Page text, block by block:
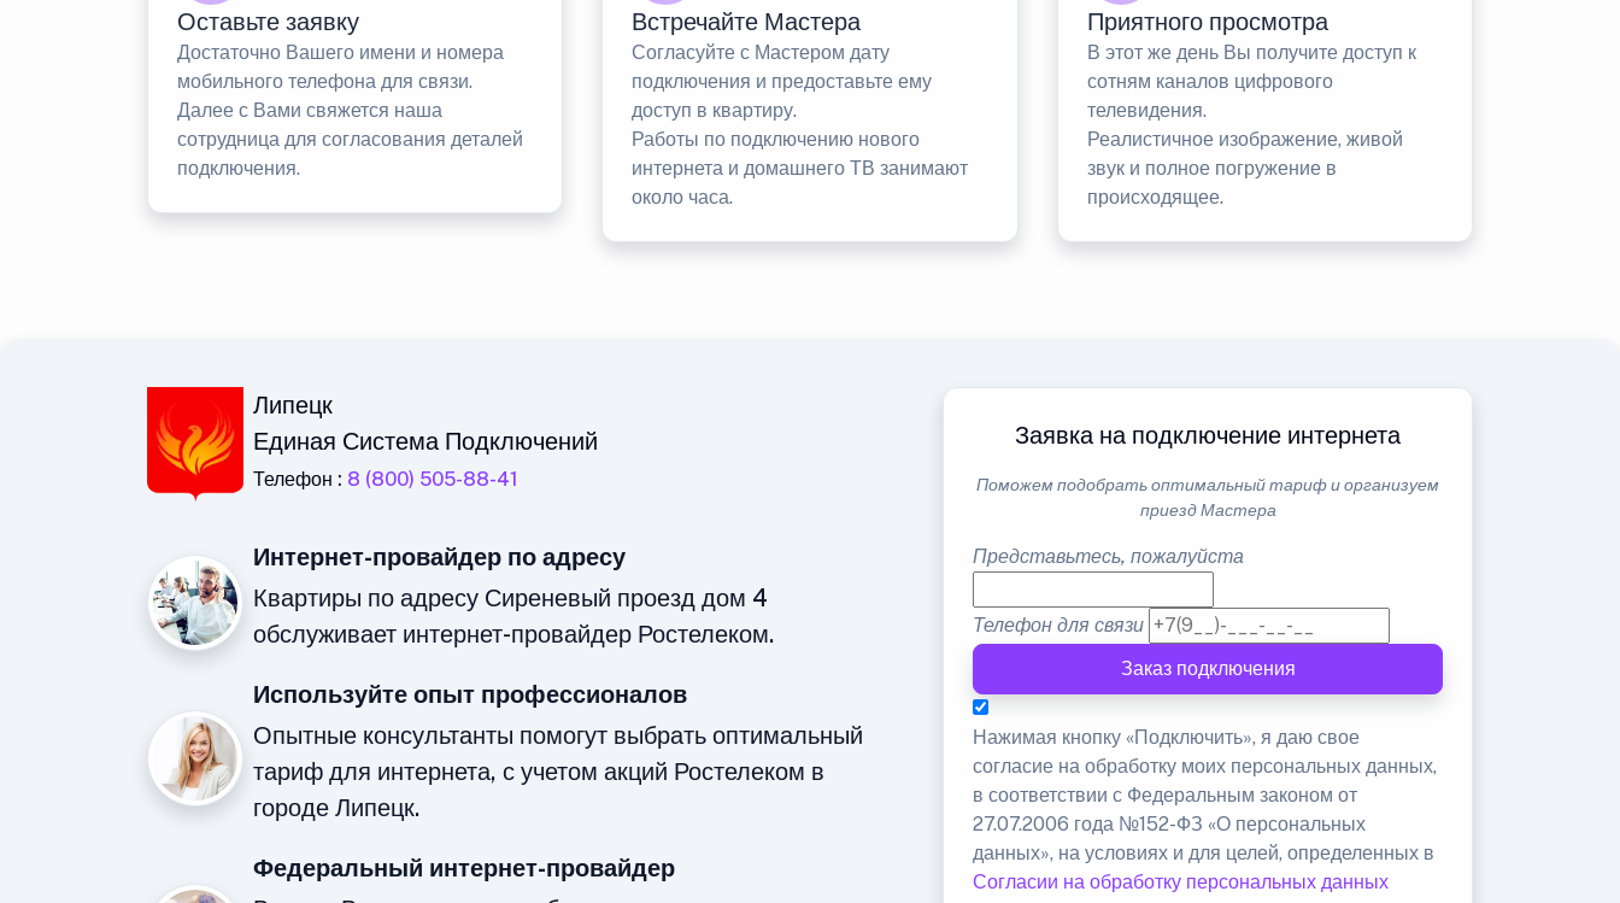
Оставьте заявку
Достаточно Вашего имени и номера
мобильного телефона для связи.
Далее с Вами свяжется наша
сотрудница для согласования деталей
подключения.
Встречайте Мастера
Согласуйте с Мастером дату
подключения и предоставьте ему
доступ в квартиру.
Работы по подключению нового
интернета и домашнего ТВ занимают
около часа.
Приятного просмотра
В этот же день Вы получите доступ к
сотням каналов цифрового
телевидения.
Реалистичное изображение, живой
звук и полное погружение в
происходящее.
Липецк
Единая Система Подключений
Телефон : 8 (800) 505-88-41
Интернет-провайдер по адресу
Квартиры по адресу Сиреневый проезд дом 4
обслуживает интернет-провайдер Ростелеком.
Используйте опыт профессионалов
Опытные консультанты помогут выбрать оптимальный
тариф для интернета, с учетом акций Ростелеком в
городе Липецк.
Федеральный интернет-провайдер
Заявка на подключение интернета
Поможем подобрать оптимальный тариф и организуем
приезд Мастера
Представьтесь, пожалуйста
Телефон для связи
Заказ подключения
Нажимая кнопку «Подключить», я даю свое
согласие на обработку моих персональных данных,
в соответствии с Федеральным законом от
27.07.2006 года №152-ФЗ «О персональных
данных», на условиях и для целей, определенных в
Согласии на обработку персональных данных